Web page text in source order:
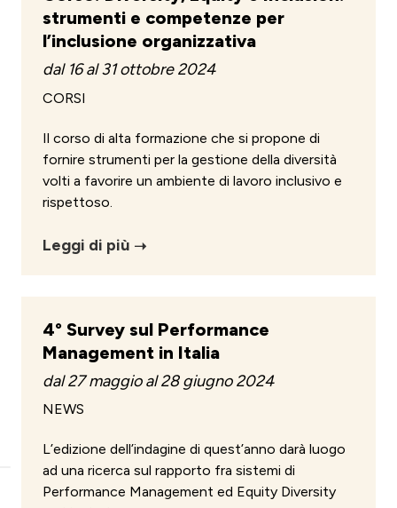
strumenti e competenze per
l’inclusione organizzativa
dal 16 al 31 ottobre 2024
CORSI
Il corso di alta formazione che si propone di
fornire strumenti per la gestione della diversità
volti a favorire un ambiente di lavoro inclusivo e
rispettoso.
Leggi di più
4° Survey sul Performance
Management in Italia
dal 27 maggio al 28 giugno 2024
NEWS
L’edizione dell’indagine di quest’anno darà luogo
ad una ricerca sul rapporto fra sistemi di
Performance Management ed Equity Diversity